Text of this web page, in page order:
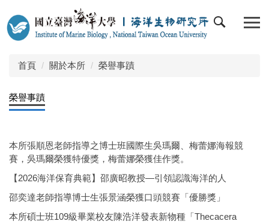
到
主
首頁 關於本所 榮譽事蹟
榮譽事蹟
本所張順恩老師指導之博士班國際生吳瑪爾、梅蕾娜海報競
賽，吳瑪爾榮獲特優獎，梅蕾娜榮獲佳作獎。
【2026海洋保育典範】邵廣昭教授—引領認識海洋的人
邵奕達老師指導博士生張景涵榮獲口頭競賽「優勝獎」
本所碩士班109級畢業校友陳浩洋發表新物種「Thecacera